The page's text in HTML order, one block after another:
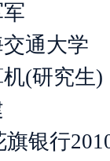
通大学
(研究生)
旗银行